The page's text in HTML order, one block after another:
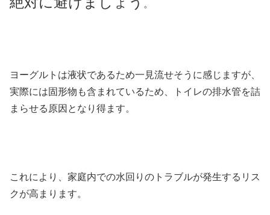
。
ヨーグルトは液状であるため一見流せそうに感じますが、
実際には固形物も含まれているため、トイレの排水管を詰
まらせる原因となり得ます。
これにより、家庭内での水回りのトラブルが発生するリス
クが高まります。